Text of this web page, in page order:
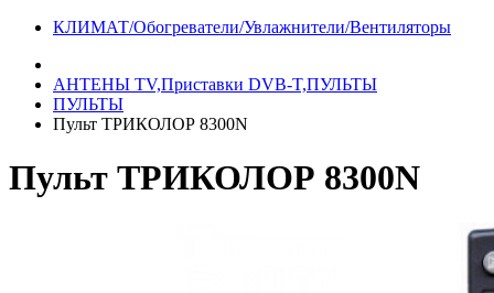
КЛИМАТ/Обогреватели/Увлажнители/Вентиляторы
АНТЕНЫ ТV,Приставки DVB-T,ПУЛЬТЫ
ПУЛЬТЫ
Пульт ТРИКОЛОР 8300N
Пульт ТРИКОЛОР 8300N